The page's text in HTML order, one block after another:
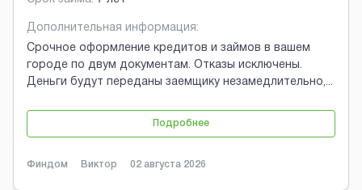
Дополнительная информация:
Срочное оформление кредитов и займов в вашем
городе по двум документам. Отказы исключены.
Деньги будут переданы заемщику незамедлительно,...
Подробнее
Финдом Виктор 02 августа 2026